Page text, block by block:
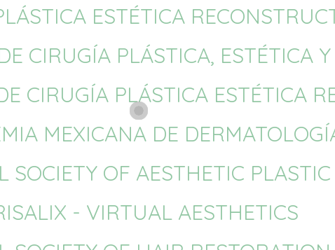
ESTÉTICA
CIRUGÍA PLÁSTICA, ESTÉTICA
CIRUGÍA PLÁSTICA ESTÉTICA
MEXICANA DE
SOCIETY OF AESTHETIC
- VIRTUAL AESTHETICS